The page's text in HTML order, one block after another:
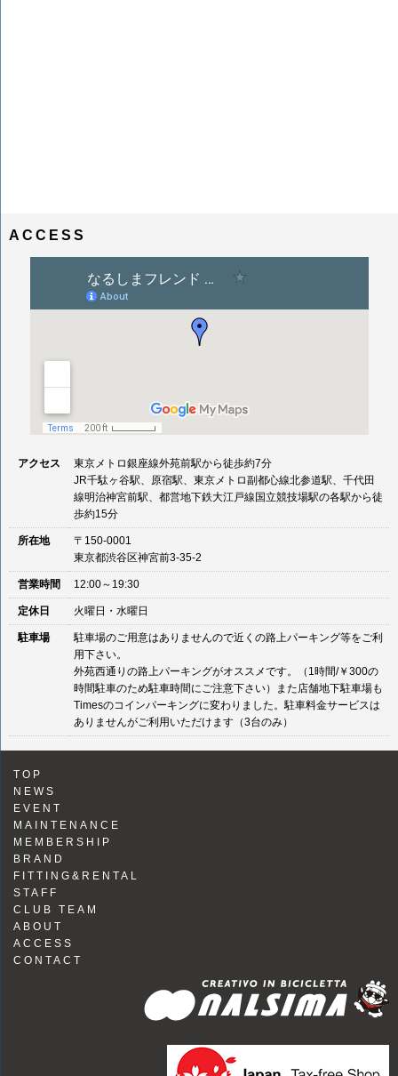
ACCESS
アクセス
東京メトロ銀座線外苑前駅から徒歩約7分
JR千駄ヶ谷駅、原宿駅、東京メトロ副都心線北参道駅、千代田
線明治神宮前駅、都営地下鉄大江戸線国立競技場駅の各駅から徒
歩約15分
所在地
〒150-0001
東京都渋谷区神宮前3-35-2
営業時間 12:00～19:30
定休日 火曜日・水曜日
駐車場
駐車場のご用意はありませんので近くの路上パーキング等をご利
用下さい。
外苑西通りの路上パーキングがオススメです。（1時間/￥300の
時間駐車のため駐車時間にご注意下さい）また店舗地下駐車場も
Timesのコインパーキングに変わりました。駐車料金サービスは
ありませんがご利用いただけます（3台のみ）
TOP
NEWS
EVENT
MAINTENANCE
MEMBERSHIP
BRAND
FITTING&RENTAL
STAFF
CLUB TEAM
ABOUT
ACCESS
CONTACT